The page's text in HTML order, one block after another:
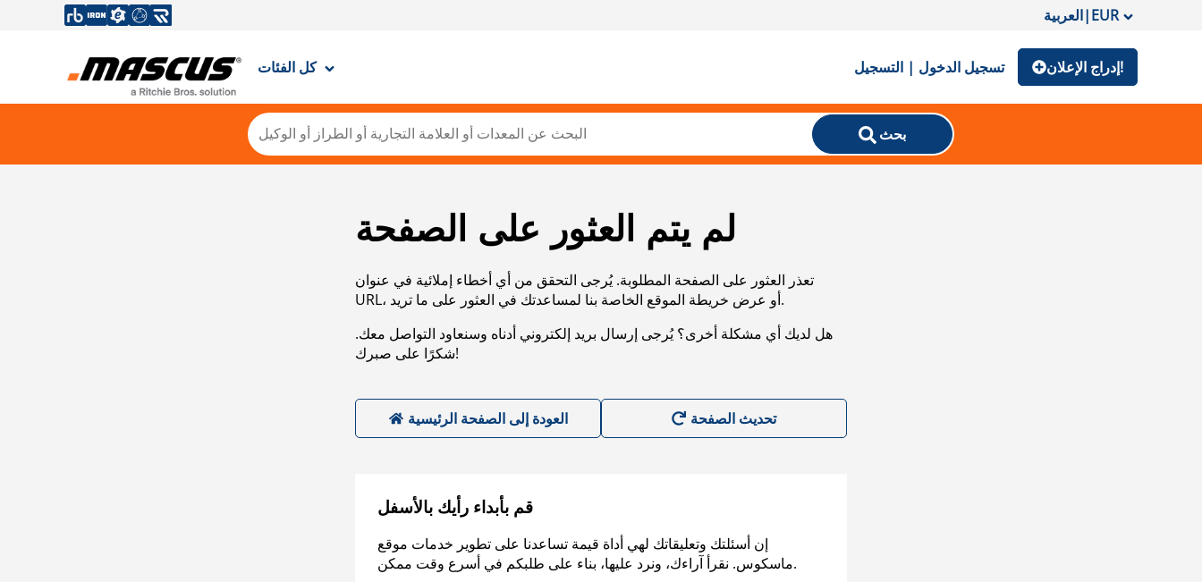
العربية|EUR
كل الفئات تسجيل الدخول | التسجيل إدراج الإعلان!
بحث
لم يتم العثور على الصفحة
تعذر العثور على الصفحة المطلوبة. يُرجى التحقق من أي أخطاء إملائية في عنوان
URL، أو عرض خريطة الموقع الخاصة بنا لمساعدتك في العثور على ما تريد.
هل لديك أي مشكلة أخرى؟ يُرجى إرسال بريد إلكتروني أدناه وسنعاود التواصل معك.
شكرًا على صبرك!
العودة إلى الصفحة الرئيسية
قم بأبداء رأيك بالأسفل
إن أسئلتك وتعليقاتك لهي أداة قيمة تساعدنا على تطوير خدمات موقع
ماسكوس. نقرأ آراءك، ونرد عليها، بناء على طلبكم في أسرع وقت ممكن.